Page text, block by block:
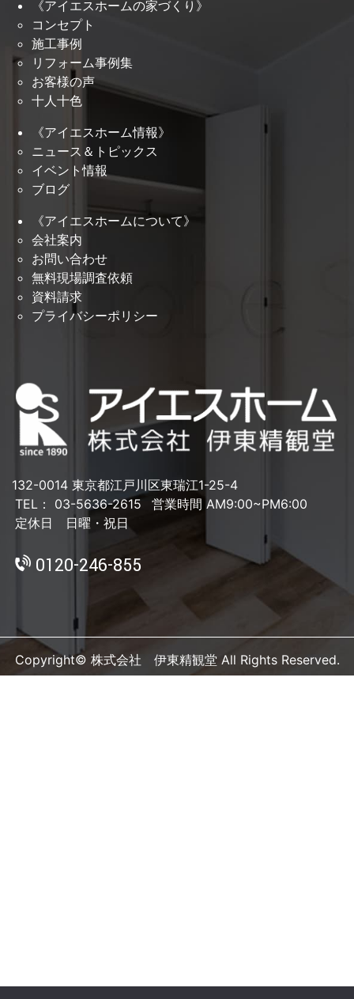
《アイエスホームの家づくり》
コンセプト
施工事例
リフォーム事例集
お客様の声
十人十色
《アイエスホーム情報》
ニュース＆トピックス
イベント情報
ブログ
《アイエスホームについて》
会社案内
お問い合わせ
無料現場調査依頼
資料請求
プライバシーポリシー
132-0014 東京都江戸川区東瑞江1-25-4
TEL： 03-5636-2615
営業時間 AM9:00~PM6:00
定休日 日曜・祝日
0120-246-855
Copyright© 株式会社 伊東精観堂 All Rights Reserved.